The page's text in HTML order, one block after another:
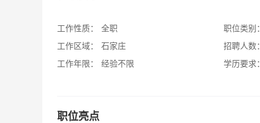
工作性质：
全职
工作区域：
石家庄
工作年限：
经验不限
职位类别：
招聘人数：
学历要求：
职位亮点